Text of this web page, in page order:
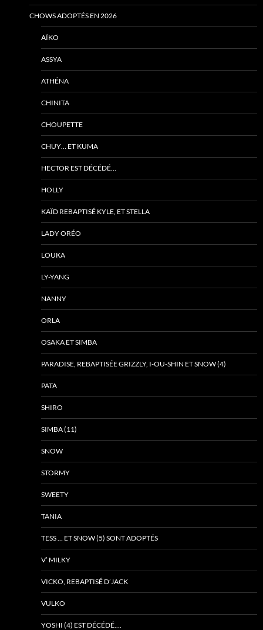
CHOWS ADOPTÉS EN 2026
AÏKO
ASSYA
ATHÉNA
CHINITA
CHOUPETTE
CHUY… ET KUMA
HECTOR EST DÉCÉDÉ…
HOLLY
KAÏD REBAPTISÉ KYLE, ET STELLA
LADY ORÉO
LOUKA
LY-YANG
NANNY
ORLA
OSAKA ET SIMBA
PARADISE, REBAPTISÉE GRIZZLY, I-OU-SHIN ET SNOW (4)
PATA
SHIRO
SIMBA (11)
SNOW
STORMY
SWEETY
TANIA
TESS … ET SNOW (5) SONT ADOPTÉS
V’ MILKY
VICKO, REBAPTISÉ D’JACK
VULKO
YOSHI (4) EST DÉCÉDÉ….